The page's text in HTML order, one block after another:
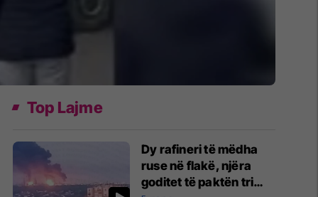
Top Lajme
Dy rafineri të mëdha
ruse në flakë, njëra
goditet të paktën tri